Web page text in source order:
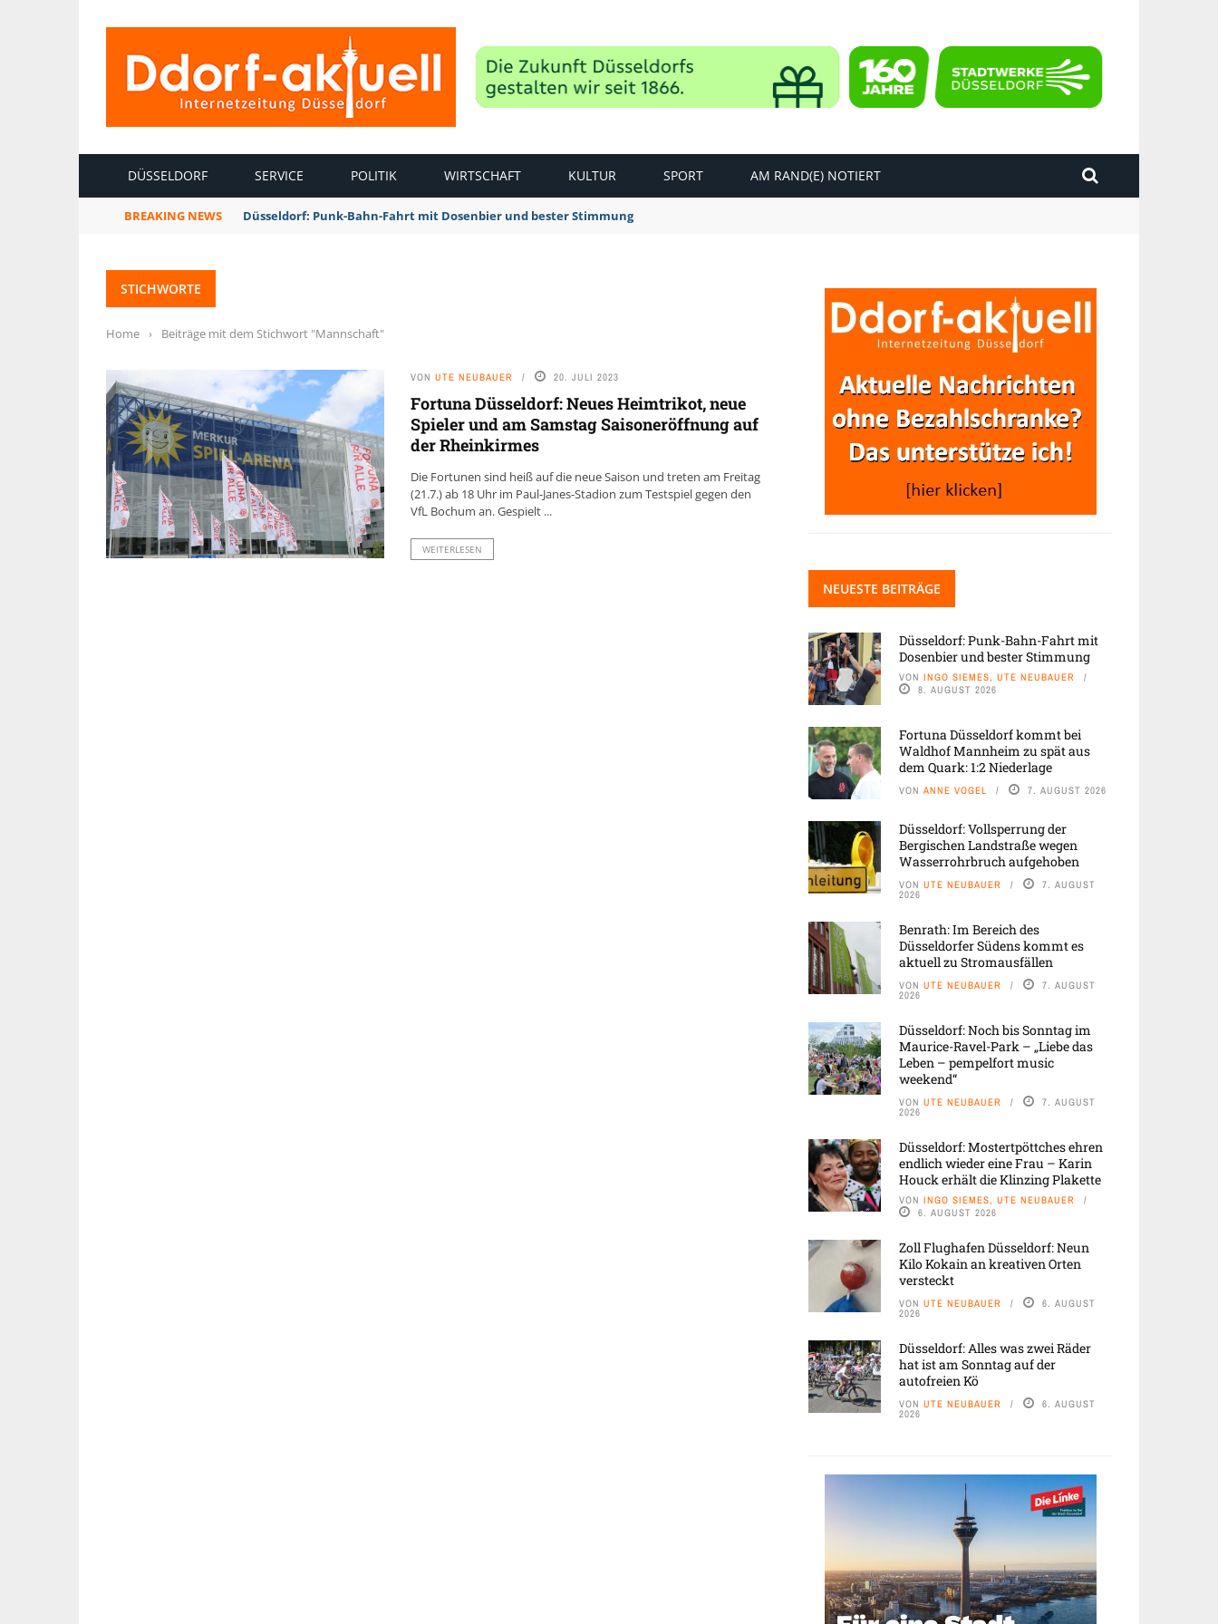
DÜSSELDORF SERVICE POLITIK WIRTSCHAFT KULTUR SPORT AM RAND(E) NOTIERT
BREAKING NEWS Düsseldorf: Punk-Bahn-Fahrt mit Dosenbier und bester Stimmung
STICHWORTE
Home › Beiträge mit dem Stichwort "Mannschaft"
VON UTE NEUBAUER 20. JULI 2023
Fortuna Düsseldorf: Neues Heimtrikot, neue
Spieler und am Samstag Saisoneröffnung auf
der Rheinkirmes
Die Fortunen sind heiß auf die neue Saison und treten am Freitag
(21.7.) ab 18 Uhr im Paul-Janes-Stadion zum Testspiel gegen den
VfL Bochum an. Gespielt ...
WEITERLESEN
NEUESTE BEITRÄGE
Düsseldorf: Punk-Bahn-Fahrt mit
Dosenbier und bester Stimmung
VON INGO SIEMES, UTE NEUBAUER
8. AUGUST 2026
Fortuna Düsseldorf kommt bei
Waldhof Mannheim zu spät aus
dem Quark: 1:2 Niederlage
VON ANNE VOGEL 7. AUGUST 2026
Düsseldorf: Vollsperrung der
Bergischen Landstraße wegen
Wasserrohrbruch aufgehoben
VON UTE NEUBAUER 7. AUGUST
2026
Benrath: Im Bereich des
Düsseldorfer Südens kommt es
aktuell zu Stromausfällen
VON UTE NEUBAUER 7. AUGUST
2026
Düsseldorf: Noch bis Sonntag im
Maurice-Ravel-Park – „Liebe das
Leben – pempelfort music
weekend“
VON UTE NEUBAUER 7. AUGUST
2026
Düsseldorf: Mostertpöttches ehren
endlich wieder eine Frau – Karin
Houck erhält die Klinzing Plakette
VON INGO SIEMES, UTE NEUBAUER
6. AUGUST 2026
Zoll Flughafen Düsseldorf: Neun
Kilo Kokain an kreativen Orten
versteckt
VON UTE NEUBAUER 6. AUGUST
2026
Düsseldorf: Alles was zwei Räder
hat ist am Sonntag auf der
autofreien Kö
VON UTE NEUBAUER 6. AUGUST
2026